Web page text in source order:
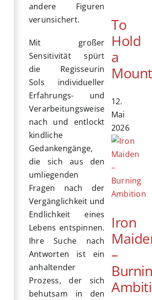
andere Figuren
verunsichert.
Mit großer
Sensitivität spürt
die Regisseurin
Sols individueller
Erfahrungs- und
Verarbeitungsweise
nach und entlockt
kindliche
Gedankengänge,
die sich aus den
umliegenden
Fragen nach der
Vergänglichkeit und
Endlichkeit eines
Lebens entspinnen.
Ihre Suche nach
Antworten ist ein
anhaltender
Prozess, der sich
behutsam in den
To
Hold
a
12.
Mai
2026
Iron
–